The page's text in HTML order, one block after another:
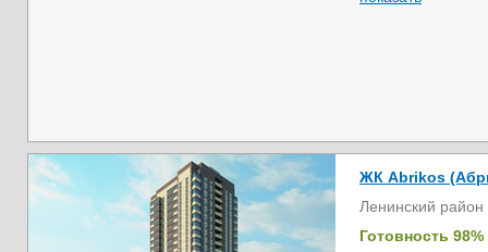
ЖК Abrikos
Ленинский район
Готовность 98%